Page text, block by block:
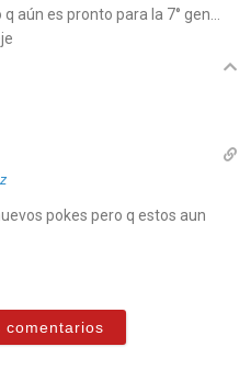
aún es pronto para la 7° gen…
pokes pero q estos aun
comentarios